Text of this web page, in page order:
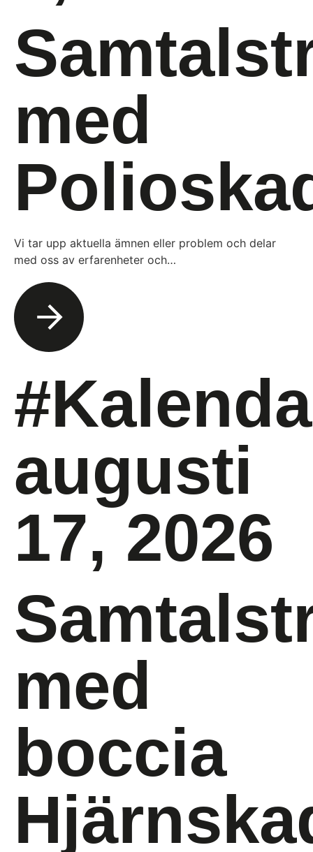
med
Vi tar upp aktuella ämnen eller problem och delar
med oss av erfarenheter och…
augusti
17, 2026
med
boccia